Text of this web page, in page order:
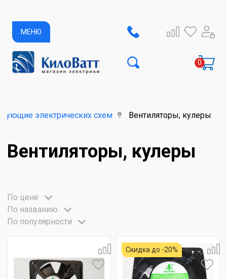
МЕНЮ
электрических схем Вентиляторы, кулеры
Вентиляторы, кулеры
По цене
По названию
По популярности
Скидка до -20%